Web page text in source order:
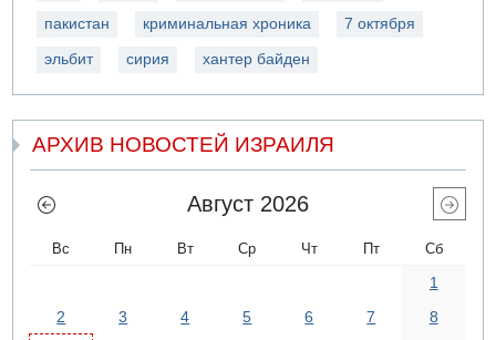
пакистан криминальная хроника 7 октября
эльбит сирия хантер байден
АРХИВ НОВОСТЕЙ ИЗРАИЛЯ
Август 2026
Вс Пн Вт Ср Чт Пт Сб
1
2
3 4 5 6 7
8